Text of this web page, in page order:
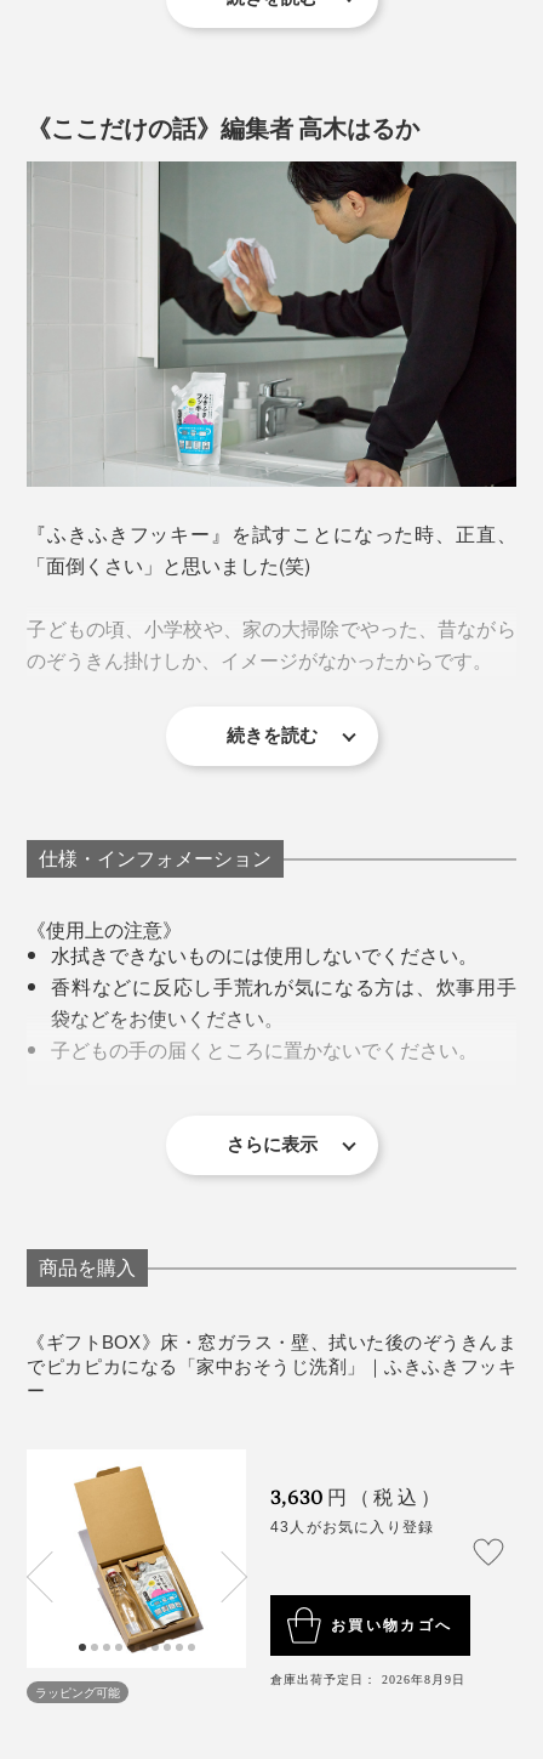
(2)使い古しのタオルなど、用意したぞうきん（綿100％
がオススメ）を、洗浄液に浸けたら、よく絞ってくださ
あとは、ドンドン拭いていくだけ。水拭きOKの場所な
洗剤のベタつきも、二度拭きの必要も、ありません。
ホコリが落ちるので、天井から壁、窓ガラス、床と、部
『ふきふきフッキー』入りの洗浄液で洗うと、汚れたぞうきんも真っ白に！洗浄
ふつう、汚れたぞうきんを、水で洗っても、黒ずみはも
うとれませんが、『ふきふきフッキー』入りの洗浄液
は、違います。
ぞうきんを洗った洗浄液そのものは、もちろん黒く濁り
ますが、くり返し使ってOK。めんどうなバケツの水替
えは、必要なし。
窓ガラスから、フローリング床の隅々まで、約15畳の部
『ふきふきフッキー』1パック(300㎖)で、60回分の拭き
掃除ができる計算です。
天井、壁、ドア、窓ガラス、床はもちろん、照明器具や
スイッチパネル、窓サッシ、ブラインド、家具といった
住宅用洗剤をうたっていますが、外に置いてある車やバ
イクの洗浄もできるし、なんと、スマホやタブレットの
画面もピカピカに。
指がスルスル動いて、画面タッチの反応も、よくなった
動画は『ふきふきフッキー』をつくった、がんこ本舗オススメの掃除方法
洗剤が、下水をとおって海へ流れていく間に、微生物な
どによって分解されて、水へ戻っていく－－。
これを「易生分解（いせいぶんかい）」と言いますが、
『ふきふきフッキー』の易生分解性は、世界的なOECD
基準のDOC法試験において、21日間で達成したことを
確認しています。
また、外部試験機関にて、帯電性も試験済み。「比較的
ふきフッキー』での掃除後は、ホコリがつきにくいので
す。
汚れがキレイになるし、掃除自体もラクだし、ぞうきん
掛けが、こんなに楽しくなるとは！
「♪ふきふきフッキー、きれいキレイ～」
《ここだけの話》編集者 高木はるか
『ふきふきフッキー』を試すことになった時、正直、
「面倒くさい」と思いました(笑)
子どもの頃、小学校や、家の大掃除でやった、昔ながら
のぞうきん掛けしか、イメージがなかったからです。
汚れで黒ずんだぞうきんで拭いて、「汚れがとれている
でも、『ふきふきフッキー』は違った！
まりがちなテレビ台の裏を拭いてみました……一発で、
ぞうきんは真っ黒に。
ふつうは、ホコリと同じ灰色になったぞうきんを洗っ
て、拭いてをくり返すたびに、どんどん黒くなっていき
ます。
でも、『ふきふきフッキー』の洗浄液で洗ったぞうきん
は、その後、フローリングの床、砂が溜まった窓サッシ
を拭いた後も、洗えば、ほぼ真っ白に元通り。
続きを読む
仕様・インフォメーション
《使用上の注意》
水拭きできないものには使用しないでください。
香料などに反応し手荒れが気になる方は、炊事用手
袋などをお使いください。
子どもの手の届くところに置かないでください。
目に入ったり、飲み込んだ際は、すすぐ、水を飲
む、洗い流すなどの処置をして、異常がある場合は
《商品仕様》
プ（日本製）・詰替え用ガラスボトル（250㎖・イタ
リア製）
成分：界面活性剤［16％・高級アルコール系（非イ
オン）・ヤシ油脂肪酸アルカノールアミド※１］・香
料※２
製造国：日本
※１ MEAタイプのみ使用
※２ 香料に使用している精油（ベルガモット油）
さらに表示
商品を購入
《ギフトBOX》床・窓ガラス・壁、拭いた後のぞうきんま
でピカピカになる「家中おそうじ洗剤」｜ふきふきフッキ
ー
ラッピング可能
3,630 円（税込）
43人がお気に入り登録
お買い物カゴへ
倉庫出荷予定日： 2026年8月9日